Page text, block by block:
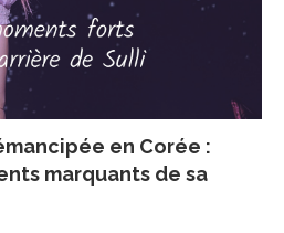
en Corée :
marquants de sa